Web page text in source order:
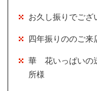
お久し振りでござ
四年振りののご来
華 花いっぱいの
所様